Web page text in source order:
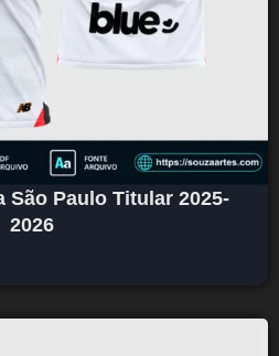
São Paulo Titular 2025-
2026